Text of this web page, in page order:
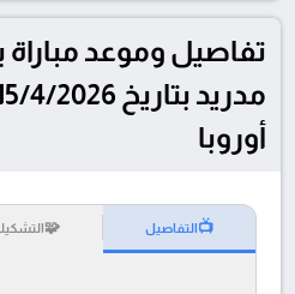
تفاصيل وموعد مباراة
أوروبا
📺التفاصيل 🧩